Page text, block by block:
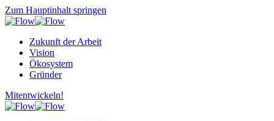
Zum Hauptinhalt springen
Zukunft der Arbeit
Vision
Ökosystem
Gründer
Mitentwickeln!